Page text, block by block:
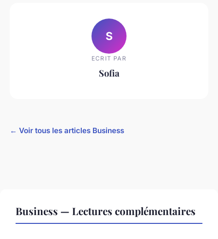
S
ECRIT PAR
Sofia
← Voir tous les articles Business
Business — Lectures complémentaires